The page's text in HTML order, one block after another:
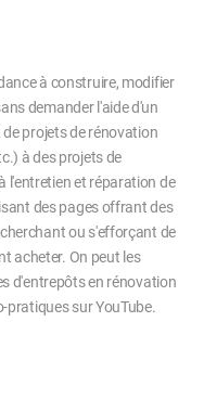
à construire, modifier
demander l'aide d'un
projets de rénovation
à des projets de
l'entretien et réparation de
des pages offrant des
ou s'efforçant de
acheter. On peut les
d'entrepôts en rénovation
pratiques sur YouTube.